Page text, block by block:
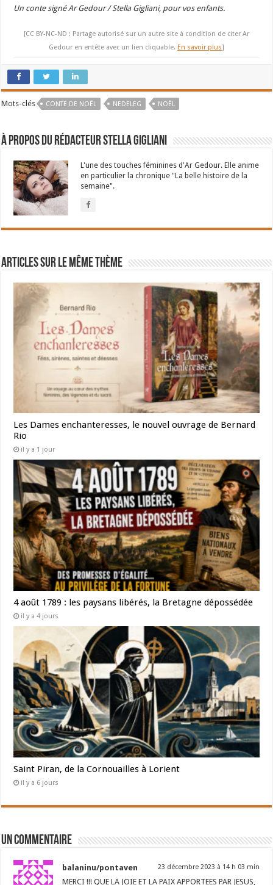
Un conte signé Ar Gedour / Stella Gigliani, pour vos enfants.
[CC BY-NC-ND : Partage autorisé sur un autre site à condition de citer Ar
Gedour en entête avec un lien cliquable. En savoir plus]
Mots-clés CONTE DE NOËL NEDELEG NOËL
À propos du rédacteur Stella Gigliani
L'une des touches féminines d'Ar Gedour. Elle anime
en particulier la chronique "La belle histoire de la
semaine".
Articles sur le même thème
Les Dames enchanteresses, le nouvel ouvrage de Bernard
Rio
il y a 1 jour
4 août 1789 : les paysans libérés, la Bretagne dépossédée
il y a 4 jours
Saint Piran, de la Cornouailles à Lorient
il y a 6 jours
Un commentaire
balaninu/pontaven 23 décembre 2023 à 14 h 03 min
MERCI !!! QUE LA JOIE ET LA PAIX APPORTEES PAR JESUS,